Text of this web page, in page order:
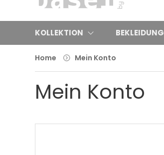
KOLLEKTION BEKLEIDUNG
Home Mein Konto
Mein Konto